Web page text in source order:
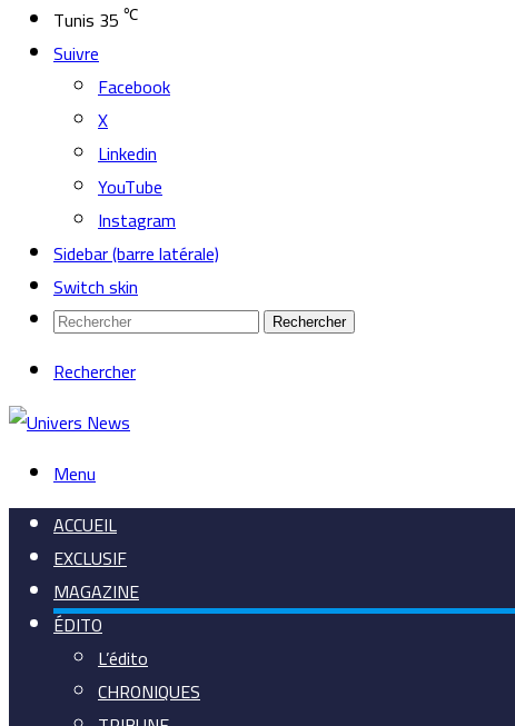
Tunis 35 ℃
Suivre
Facebook
X
Linkedin
YouTube
Instagram
Sidebar (barre latérale)
Switch skin
Rechercher
Rechercher
Menu
ACCUEIL
EXCLUSIF
MAGAZINE
ÉDITO
L’édito
CHRONIQUES